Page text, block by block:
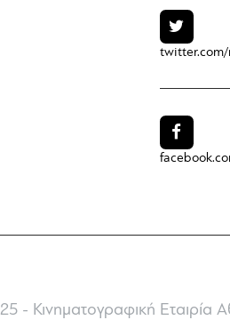
twitter.com/
- Κινηματογραφική Εταιρία